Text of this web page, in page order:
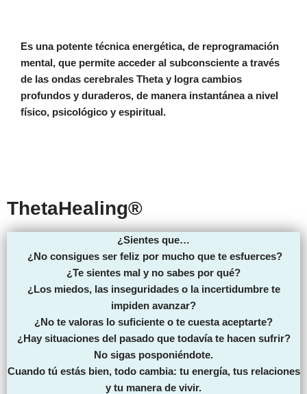
Es una potente técnica energética, de reprogramación
mental, que permite acceder al subconsciente a través
de las ondas cerebrales Theta y logra cambios
profundos y duraderos, de manera instantánea a nivel
físico, psicológico y espiritual.
ThetaHealing®
¿Sientes que…
¿No consigues ser feliz por mucho que te esfuerces?
¿Te sientes mal y no sabes por qué?
¿Los miedos, las inseguridades o la incertidumbre te
impiden avanzar?
¿No te valoras lo suficiente o te cuesta aceptarte?
¿Hay situaciones del pasado que todavía te hacen sufrir?
No sigas posponiéndote.
Cuando tú estás bien, todo cambia: tu energía, tus relaciones
y tu manera de vivir.